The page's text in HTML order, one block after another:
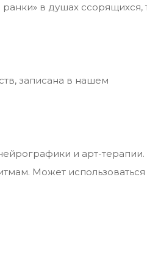
в душах ссорящихся,
записана в нашем
и арт-терапии.
Может использоваться